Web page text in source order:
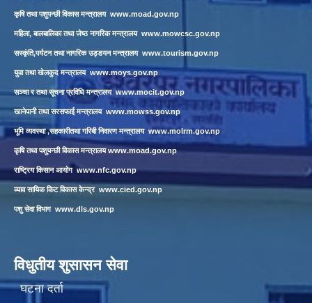
कृषि तथा पशुपन्छी विकास मन्त्रालय www.moad.gov.np
महिला, बालबालिका तथा जेष्ठ नागरिक मन्त्रालय www.mowcsc.gov.np
सस्कृंति,पर्यटन तथा नागरिक उड्डयन मन्त्रालय www.tourism.gov.np
युवा तथा खेलकुद मन्त्रालय www.moys.gov.np
सञ्चा र तथा सूचना प्रविधि मन्त्रालय www.mocit.gov.np
खानेपानी तथा सरसफाई मन्त्रालय www.mowss.gov.np
भूमि व्यवस्था ,सहकारीतथा गरिबी निवारण मन्त्रालय www.molrm.gov.np
कृषि तथा पशुपन्छी विकास मन्त्रालयwww.moad.gov.np
राष्ट्रिय किसान आयोग www.nfc.gov.np
व्याव सायिक किट विकास केन्द्र www.cied.gov.np
पशु सेवा विभाग www.dls.gov.np
विधुतीय शुसासन सेवा
घटना दर्ता